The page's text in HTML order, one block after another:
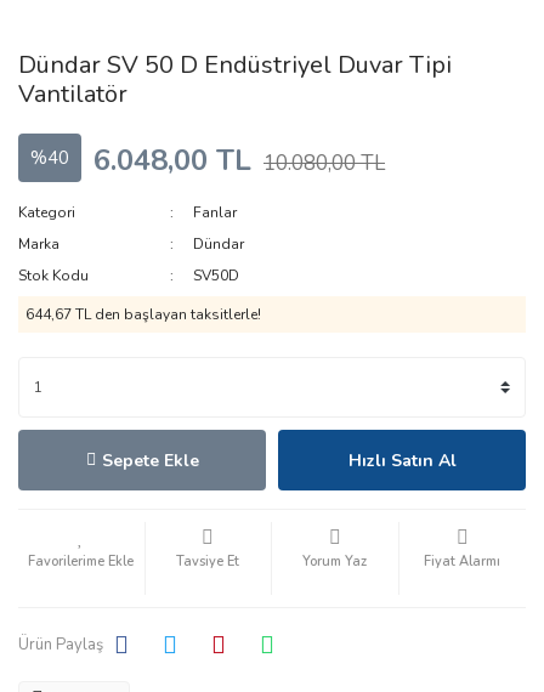
Dündar SV 50 D Endüstriyel Duvar Tipi
Vantilatör
%40 6.048,00 TL 10.080,00 TL
Kategori
Fanlar
Marka
Dündar
Stok Kodu
SV50D
644,67 TL den başlayan taksitlerle!
Sepete Ekle Hızlı Satın Al
Tavsiye Et Yorum Yaz Fiyat Alarmı
Ürün Paylaş